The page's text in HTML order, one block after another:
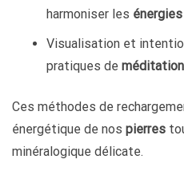
harmoniser les énergies
Visualisation et
pratiques deméditation
Ces méthodes de
énergétique de nos pierres
minéralogique délicate.